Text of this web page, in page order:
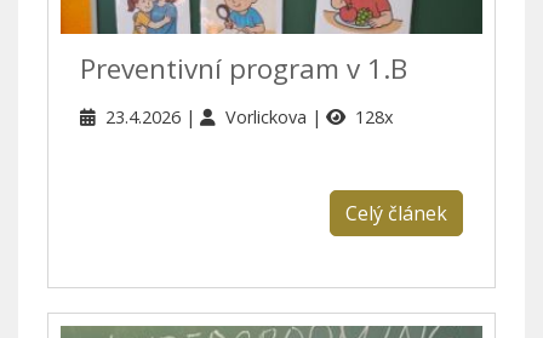
Preventivní program v 1.B
23.4.2026 Vorlickova 128x
Celý článek